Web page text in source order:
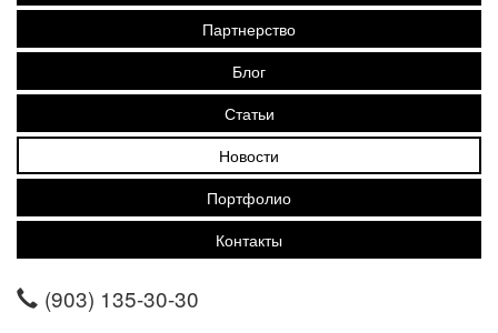
Партнерство
Блог
Статьи
Новости
Портфолио
Контакты
(903) 135-30-30